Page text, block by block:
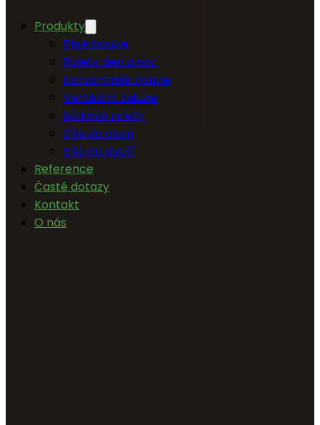
Produkty
Plisé žaluzie
Rolety den a noc
Horizontální žaluzie
Vertikální žaluzie
Látkové rolety
Sítě do oken
Sítě do dveří
Reference
Časté dotazy
Kontakt
O nás